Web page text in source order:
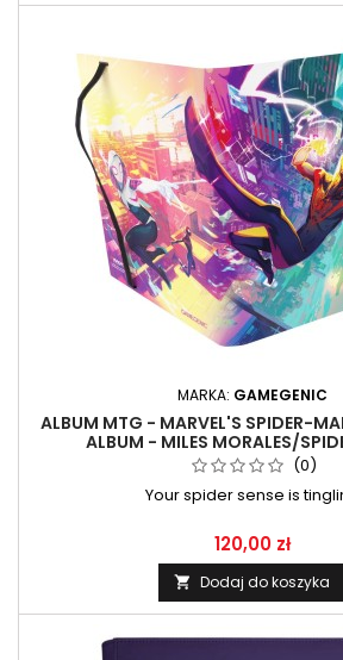
MARKA: GAMEGENIC
ALBUM MTG - MARVEL'S SPIDER-
ALBUM - MILES MORALES/
(0)
Your spider sense is
120,00 zł
 Dodaj do koszyka